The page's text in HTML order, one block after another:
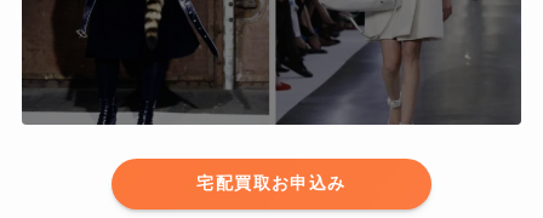
宅配買取お申込み